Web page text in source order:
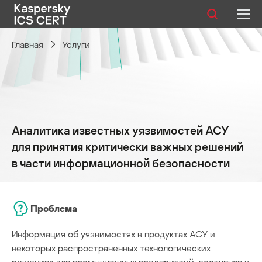
Публикации
Услуги
Статистика
Главная Услуги
Аналитика известных уязвимостей АСУ
для принятия критически важных решений
в части информационной безопасности
Проблема
Информация об уязвимостях в продуктах АСУ и
некоторых распространенных технологических